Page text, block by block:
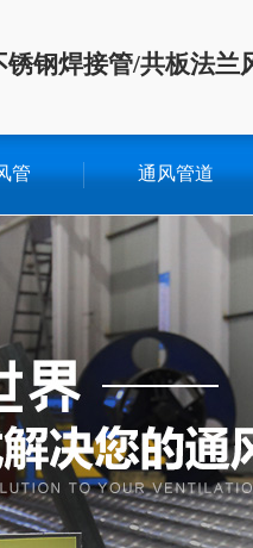
钢焊接管/共板法兰
管 通风管道